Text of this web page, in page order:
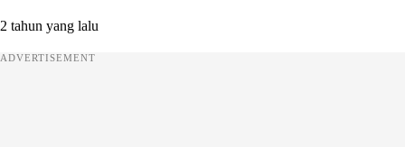
2 tahun yang lalu
ADVERTISEMENT